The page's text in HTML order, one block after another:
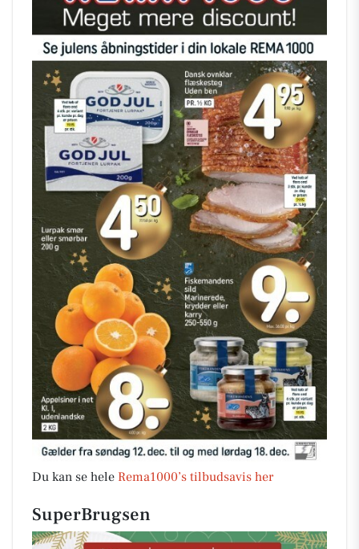
Du kan se hele Rema1000’s tilbudsavis her
SuperBrugsen